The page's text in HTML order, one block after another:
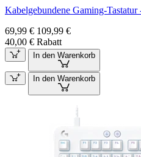
Kabelgebundene Gaming-
69,99 € 109,99 €
40,00 € Rabatt
In den Warenkorb
In den Warenkorb